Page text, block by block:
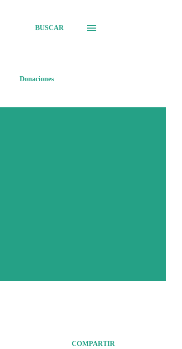
BUSCAR
Donaciones
COMPARTIR